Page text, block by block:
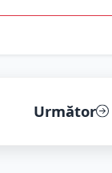
Următor